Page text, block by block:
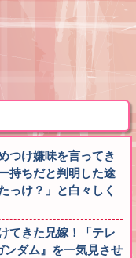
つけ嫌味を言ってき
持ちだと判明した途
っけ？」と白々しく
てきた兄嫁！「テレ
ンダム』を一気見させ